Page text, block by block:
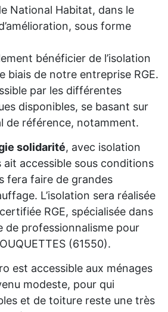
National Habitat, dans le
sous forme
bénéficier de l’isolation
biais de notre entreprise RGE.
par les différentes
disponibles, se basant sur
de référence, notamment.
solidarité, avec isolation
ait accessible sous conditions
fera faire de grandes
L’isolation sera réalisée
RGE, spécialisée dans
de professionnalisme pour
(61550).
est accessible aux ménages
modeste, pour qui
et de toiture reste une très